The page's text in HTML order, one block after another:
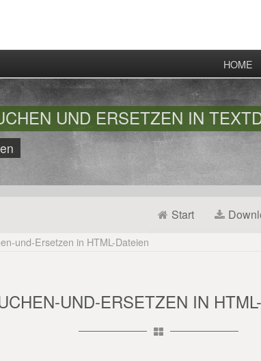
HOME
UND ERSETZEN IN
Start
und-Ersetzen in HTML-Dateien
UND-ERSETZEN IN